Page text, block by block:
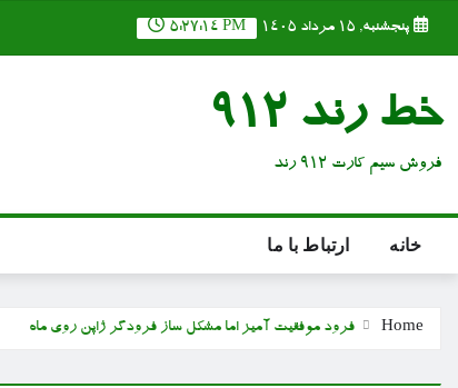
پنجشنبه, ۱۵ مرداد ۱۴۰۵ 5:27:15 PM
خط رند 912
فروش سیم کارت 912 رند
خانه ارتباط با ما
Home فرود موفقیت آمیز اما مشکل ساز فرودگر ژاپن روی ماه